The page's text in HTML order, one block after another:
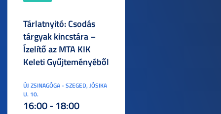
Tárlatnyitó: Csodás
tárgyak kincstára –
Ízelítő az MTA KIK
Keleti Gyűjteményéből
ÚJ ZSINAGÓGA - SZEGED, JÓSIKA
U. 10.
16:00 - 18:00